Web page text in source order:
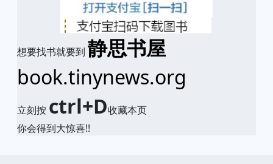
想要找书就要到 静思书屋
book.tinynews.org
立刻按 ctrl+D收藏本页
你会得到大惊喜!!